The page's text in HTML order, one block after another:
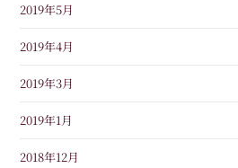
2019年5月
2019年4月
2019年3月
2019年1月
2018年12月